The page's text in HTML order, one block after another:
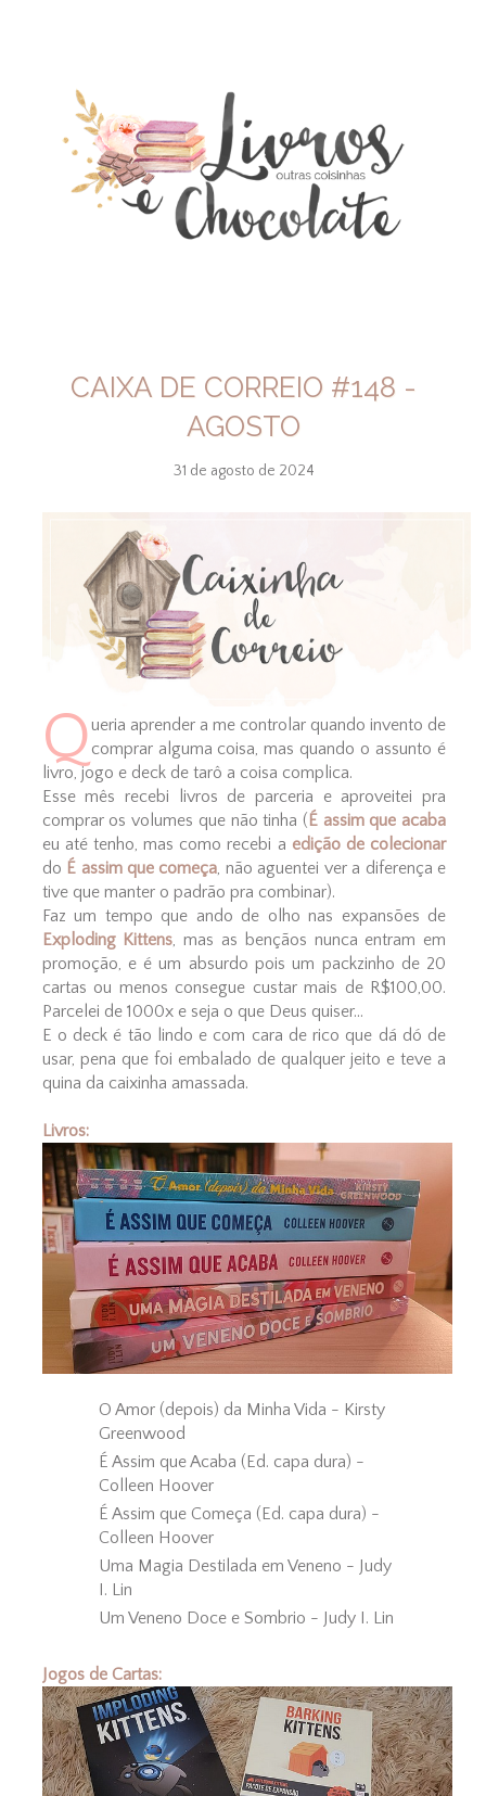
CAIXA DE CORREIO #148 -
AGOSTO
31 de agosto de 2024
Queria aprender a me controlar quando invento de
comprar alguma coisa, mas quando o assunto é
livro, jogo e deck de tarô a coisa complica.
Esse mês recebi livros de parceria e aproveitei pra
comprar os volumes que não tinha (É assim que acaba
eu até tenho, mas como recebi a edição de colecionar
do É assim que começa, não aguentei ver a diferença e
tive que manter o padrão pra combinar).
Faz um tempo que ando de olho nas expansões de
Exploding Kittens, mas as bençãos nunca entram em
promoção, e é um absurdo pois um packzinho de 20
cartas ou menos consegue custar mais de R$100,00.
Parcelei de 1000x e seja o que Deus quiser...
E o deck é tão lindo e com cara de rico que dá dó de
usar, pena que foi embalado de qualquer jeito e teve a
quina da caixinha amassada.
Livros:
O Amor (depois) da Minha Vida - Kirsty
Greenwood
É Assim que Acaba (Ed. capa dura) -
Colleen Hoover
É Assim que Começa (Ed. capa dura) -
Colleen Hoover
Uma Magia Destilada em Veneno - Judy
I. Lin
Um Veneno Doce e Sombrio - Judy I. Lin
Jogos de Cartas: